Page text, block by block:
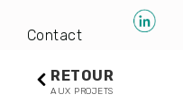
Contact
RETOUR
AUX PROJETS